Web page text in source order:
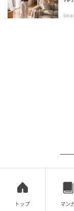
トップ マン